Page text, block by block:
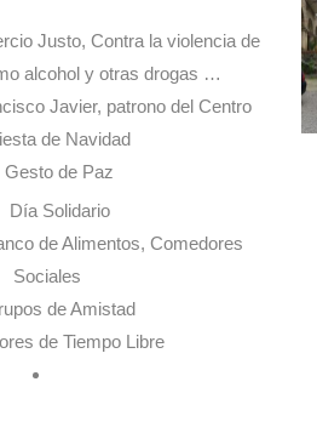
Justo, Contra la violencia de
alcohol y otras drogas …
Javier, patrono del Centro
de Navidad
Gesto de Paz
Día Solidario
de Alimentos, Comedores
Sociales
de Amistad
de Tiempo Libre